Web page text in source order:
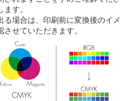
す。
る場合は、印刷前に変換後のイメ
せていただきます。